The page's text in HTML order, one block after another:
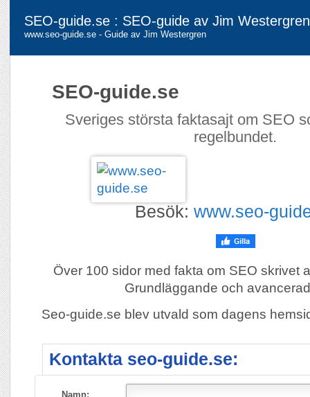
SEO-guide.se : SEO-guide av Jim Westergren
www.seo-guide.se - Guide av Jim Westergren
SEO-guide.se
Sveriges största faktasajt om SEO
regelbundet.
Besök: www.seo-
Över 100 sidor med fakta om SEO skrivet
Grundläggande och
Seo-guide.se blev utvald som dagens
Kontakta seo-guide.se:
Namn: